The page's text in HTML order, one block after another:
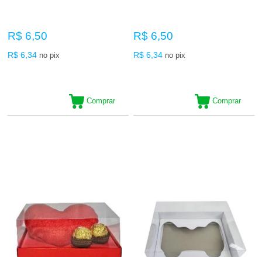
R$ 6,50
R$ 6,34 no pix
Comprar
R$ 6,50
R$ 6,34 no pix
Comprar